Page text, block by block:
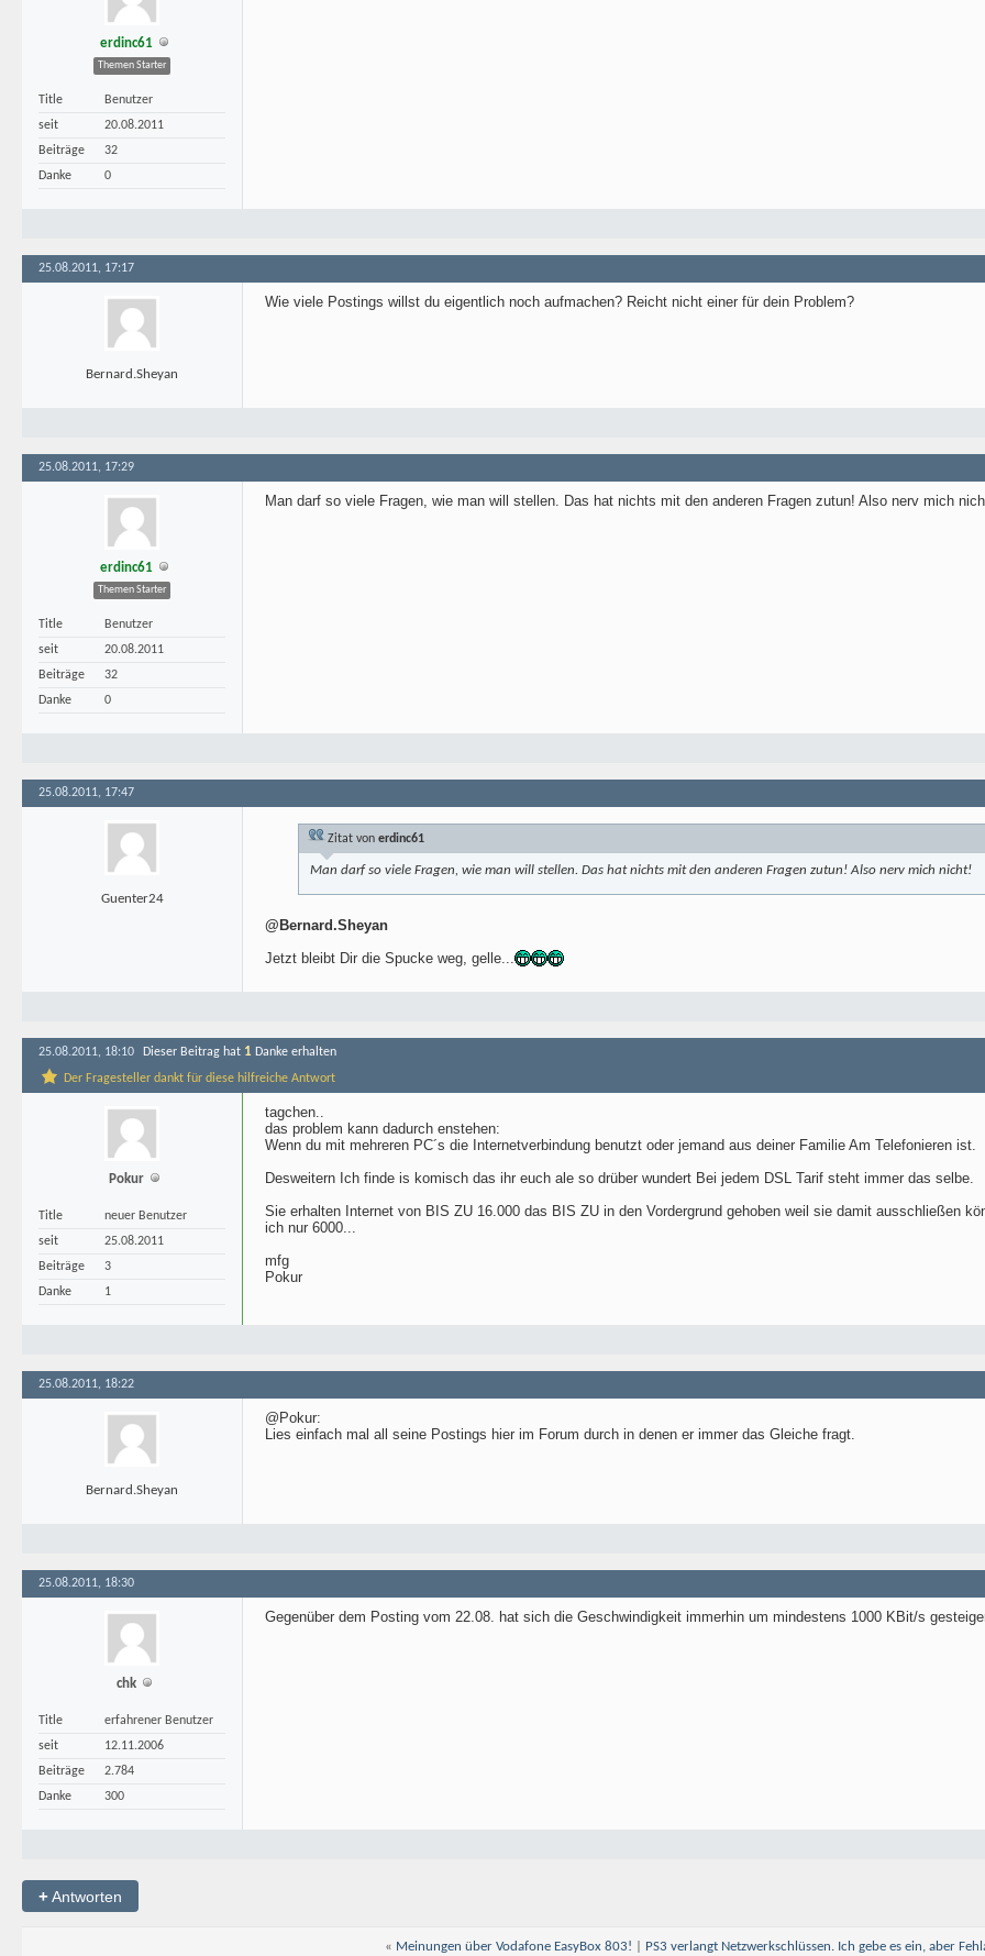
erdinc61
Themen Starter
Title
Benutzer
seit
20.08.2011
Beiträge
32
Danke
0
25.08.2011, 17:17
Bernard.Sheyan
Wie viele Postings willst du eigentlich noch aufmachen? Reicht nicht einer für dein Problem?
25.08.2011, 17:29
erdinc61
Themen Starter
Title
Benutzer
seit
20.08.2011
Beiträge
32
Danke
0
Man darf so viele Fragen, wie man will stellen. Das hat nichts mit den anderen Fragen zutun! Also nerv mich
25.08.2011, 17:47
Guenter24
Zitat von erdinc61
Man darf so viele Fragen, wie man will stellen. Das hat nichts mit den anderen Fragen zutun! Also nerv mich nicht!
@Bernard.Sheyan
Jetzt bleibt Dir die Spucke weg, gelle...
25.08.2011, 18:10 Dieser Beitrag hat 1 Danke erhalten
Der Fragesteller dankt für diese hilfreiche Antwort
Pokur
Title
neuer Benutzer
seit
25.08.2011
Beiträge
3
Danke
1
tagchen..
das problem kann dadurch enstehen:
Wenn du mit mehreren PC´s die Internetverbindung benutzt oder jemand aus deiner Familie Am Telefonieren ist.
Desweitern Ich finde is komisch das ihr euch ale so drüber wundert Bei jedem DSL Tarif steht immer das selbe.
Sie erhalten Internet von BIS ZU 16.000 das BIS ZU in den Vordergrund gehoben weil sie damit ausschließen
ich nur 6000...
mfg
Pokur
25.08.2011, 18:22
Bernard.Sheyan
@Pokur:
Lies einfach mal all seine Postings hier im Forum durch in denen er immer das Gleiche fragt.
25.08.2011, 18:30
chk
Title
erfahrener Benutzer
seit
12.11.2006
Beiträge
2.784
Danke
300
Gegenüber dem Posting vom 22.08. hat sich die Geschwindigkeit immerhin um mindestens 1000 KBit/s
+Antworten
« Meinungen über Vodafone EasyBox 803! PS3 verlangt Netzwerkschlüssen. Ich gebe es ein, aber